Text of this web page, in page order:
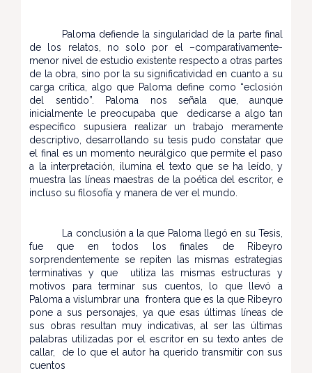
Paloma defiende la singularidad de la parte final
de los relatos, no solo por el –comparativamente-
menor nivel de estudio existente respecto a otras partes
de la obra, sino por la su significatividad en cuanto a su
carga crítica, algo que Paloma define como “eclosión
del sentido”. Paloma nos señala que, aunque
inicialmente le preocupaba que dedicarse a algo tan
específico supusiera realizar un trabajo meramente
descriptivo, desarrollando su tesis pudo constatar que
el final es un momento neurálgico que permite el paso
a la interpretación, ilumina el texto que se ha leído, y
muestra las líneas maestras de la poética del escritor, e
incluso su filosofía y manera de ver el mundo.
La conclusión a la que Paloma llegó en su Tesis,
fue que en todos los finales de Ribeyro
sorprendentemente se repiten las mismas estrategias
terminativas y que utiliza las mismas estructuras y
motivos para terminar sus cuentos, lo que llevó a
Paloma a vislumbrar una frontera que es la que Ribeyro
pone a sus personajes, ya que esas últimas líneas de
sus obras resultan muy indicativas, al ser las últimas
palabras utilizadas por el escritor en su texto antes de
callar, de lo que el autor ha querido transmitir con sus
cuentos